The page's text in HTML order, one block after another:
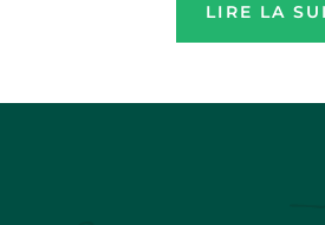
LIRE LA